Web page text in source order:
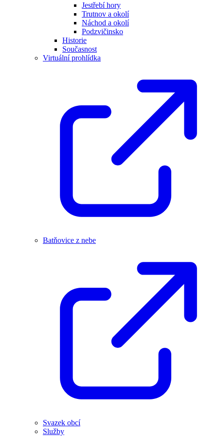
Jestřebí hory
Trutnov a okolí
Náchod a okolí
Podzvičinsko
Historie
Současnost
Virtuální prohlídka
Batňovice z nebe
Svazek obcí
Služby